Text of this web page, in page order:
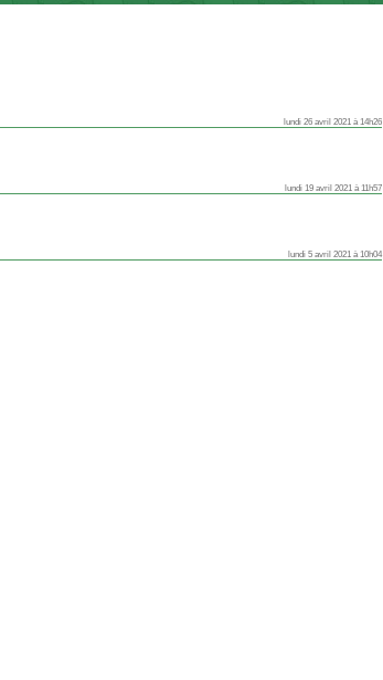
lundi 26 avril 2021 à 14h26
lundi 19 avril 2021 à 11h57
lundi 5 avril 2021 à 10h04